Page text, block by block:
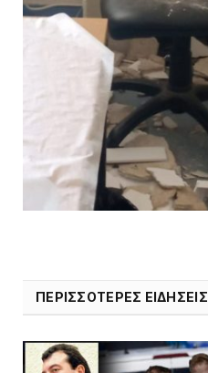
ΠΕΡΙΣΣΟΤΕΡΕΣ ΕΙΔΗΣΕΙΣ